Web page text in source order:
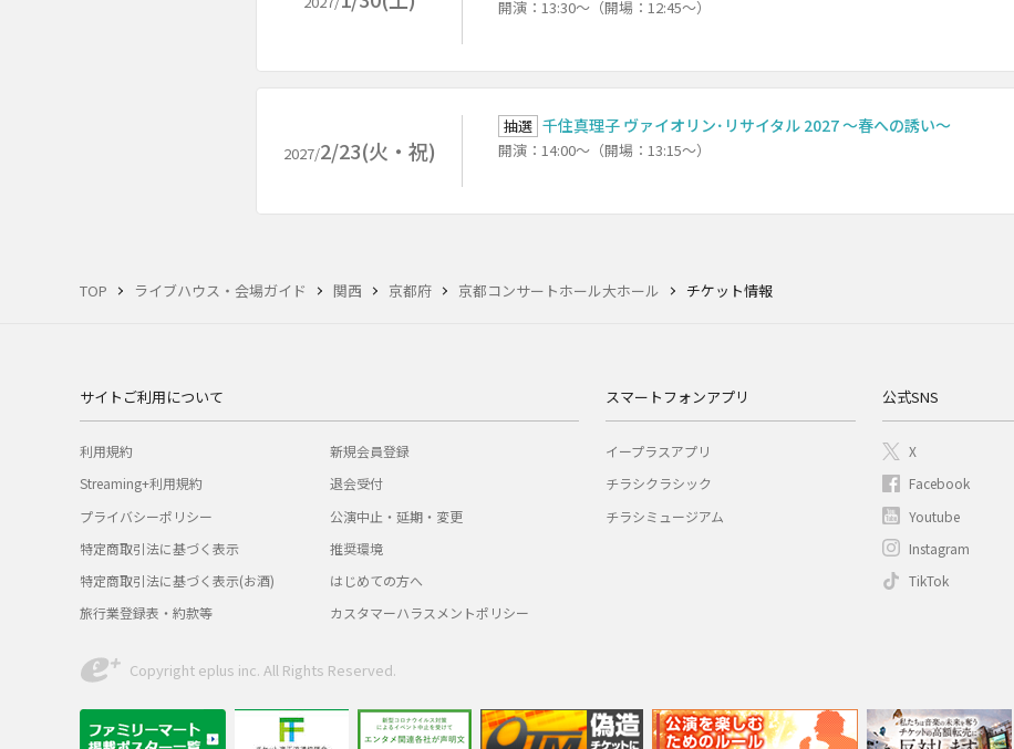
TOP ライブハウス・会場ガイド 関西 京都府 京都コンサートホール大ホール チケット情報
開演：13:30～（開場：12:45～）
2027/2/23(火・祝)
抽選 千住真理子 ヴァイオリン･リサイタル 2027 ～春への誘い～
開演：14:00～（開場：13:15～）
サイトご利用について
利用規約
Streaming+利用規約
プライバシーポリシー
特定商取引法に基づく表示
特定商取引法に基づく表示(お酒)
旅行業登録表・約款等
新規会員登録
退会受付
公演中止・延期・変更
推奨環境
はじめての方へ
カスタマーハラスメントポリシー
スマートフォンアプリ
イープラスアプリ
チラシクラシック
チラシミュージアム
公式SNS
X
Facebook
Youtube
Instagram
TikTok
Copyright eplus inc. All Rights Reserved.